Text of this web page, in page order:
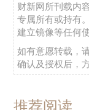
财新网所刊载内
专属所有或持有
建立镜像等任何使
如有意愿转载，
确认及授权后，
推荐阅读